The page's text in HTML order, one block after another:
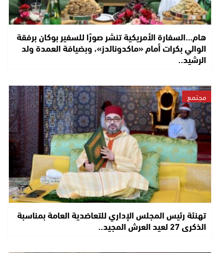
هام…السفارة الأمريكية تنشر صورًا للسفير بوكان برفقة
الوالي بكرات أمام «ماكدونالدز»، وبضيافة العمدة ولد
الرشيد..
مجتمع
تهنئة رئيس المجلس الإداري للتعاضدية العامة بمناسبة
الذكرى 27 لعيد العرش المجيد..